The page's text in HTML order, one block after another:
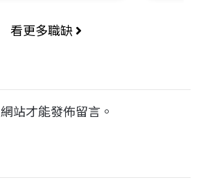
看更多職缺
網站才能發佈留言。